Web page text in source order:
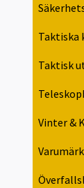
Taktiska
Taktisk
Vinter &